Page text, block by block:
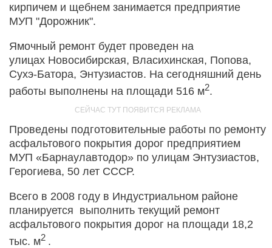
кирпичем и щебнем занимается предприятие
МУП "Дорожник".
Ямочный ремонт будет проведен на
улицах Новосибирская, Власихинская, Попова,
Сухэ-Батора, Энтузиастов. На сегодняшний день
работы выполнены на площади 516 м2.
Проведены подготовительные работы по ремонту
асфальтового покрытия дорог предприятием
МУП «Барнаулавтодор» по улицам Энтузиастов,
Герогиева, 50 лет СССР.
Всего в 2008 году в Индустриальном районе
планируется выполнить текущий ремонт
асфальтового покрытия дорог на площади 18,2
тыс. м2 .